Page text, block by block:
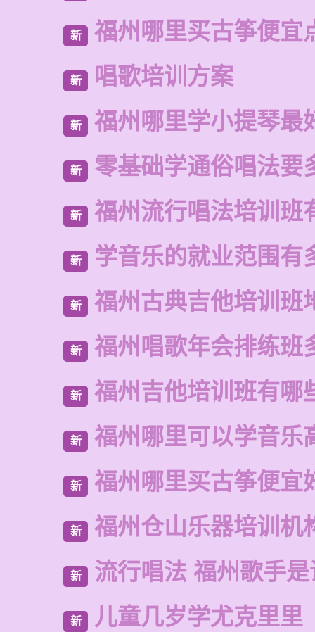
新 福州哪里买古筝便宜
新 唱歌培训方案
新 福州哪里学小提琴最
新 零基础学通俗唱法要
新 福州流行唱法培训班
新 学音乐的就业范围有
新 福州古典吉他培训班
新 福州唱歌年会排练班
新 福州吉他培训班有哪
新 福州哪里可以学音乐
新 福州哪里买古筝便宜
新 福州仓山乐器培训机
新 流行唱法 福州歌手是
新 儿童几岁学尤克里里